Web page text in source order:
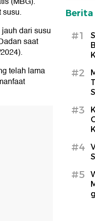
dari susu
saat
telah lama
#1
#2
#3
#4
#5